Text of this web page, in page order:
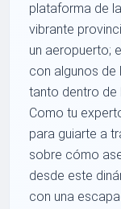
plataforma de
vibrante
un aeropuerto;
con algunos de
tanto dentro de
Como tu
para guiarte a
sobre cómo
desde este
con una